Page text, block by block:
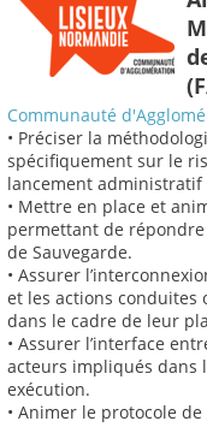
Communauté
• Préciser la
spécifiquement sur le
lancement
• Mettre en place et
permettant de
de Sauvegarde.
• Assurer
et les actions conduites
dans le cadre de leur
• Assurer l’interface
acteurs impliqués dans
exécution.
• Animer le protocole